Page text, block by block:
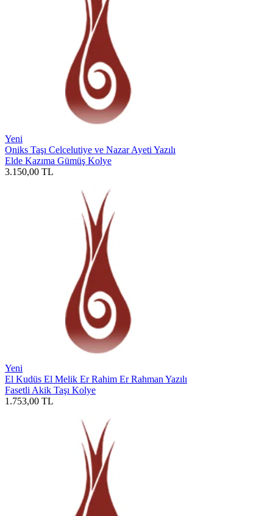
Yeni
Oniks Taşı Celcelutiye ve Nazar Ayeti Yazılı
Elde Kazıma Gümüş Kolye
3.150,00 TL
Yeni
El Kudüs El Melik Er Rahim Er Rahman Yazılı
Fasetli Akik Taşı Kolye
1.753,00 TL